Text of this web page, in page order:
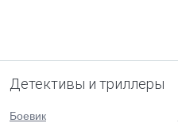
Детективы и триллеры
Боевик